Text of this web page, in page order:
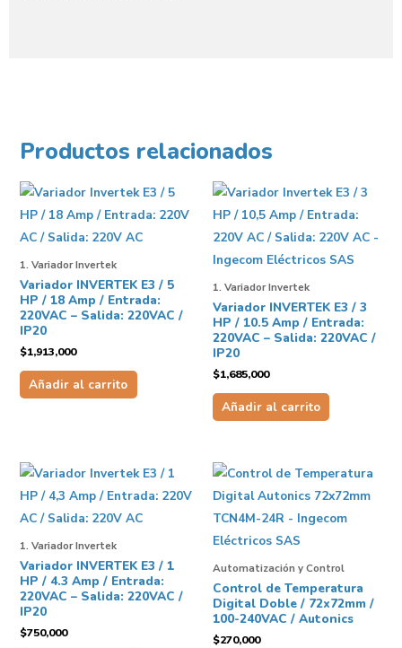
Productos relacionados
1. Variador Invertek
Variador INVERTEK E3 / 5
HP / 18 Amp / Entrada:
220VAC – Salida: 220VAC /
IP20
$1,913,000
Añadir al carrito
1. Variador Invertek
Variador INVERTEK E3 / 3
HP / 10.5 Amp / Entrada:
220VAC – Salida: 220VAC /
IP20
$1,685,000
Añadir al carrito
1. Variador Invertek
Variador INVERTEK E3 / 1
HP / 4.3 Amp / Entrada:
220VAC – Salida: 220VAC /
IP20
$750,000
Automatización y Control
Control de Temperatura
Digital Doble / 72x72mm /
100-240VAC / Autonics
$270,000